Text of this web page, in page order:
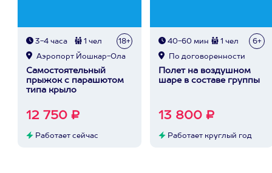
3-4 часа 1 чел 18+
Аэропорт Йошкар-Ола
Самостоятельный
прыжок с парашютом
типа крыло
12 750 ₽
Работает сейчас
40-60 мин 1 чел 6+
По договоренности
Полет на воздушном
шаре в составе группы
13 800 ₽
Работает круглый год